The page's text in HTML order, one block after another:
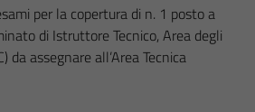
per la copertura di n. 1 posto a
di Istruttore Tecnico, Area degli
da assegnare all’Area Tecnica